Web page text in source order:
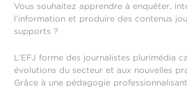
Vous souhaitez apprendre à enquêter,
l’information et produire des contenus
supports ?
L’EFJ forme des journalistes plurimédia
évolutions du secteur et aux nouvelles
Grâce à une pédagogie